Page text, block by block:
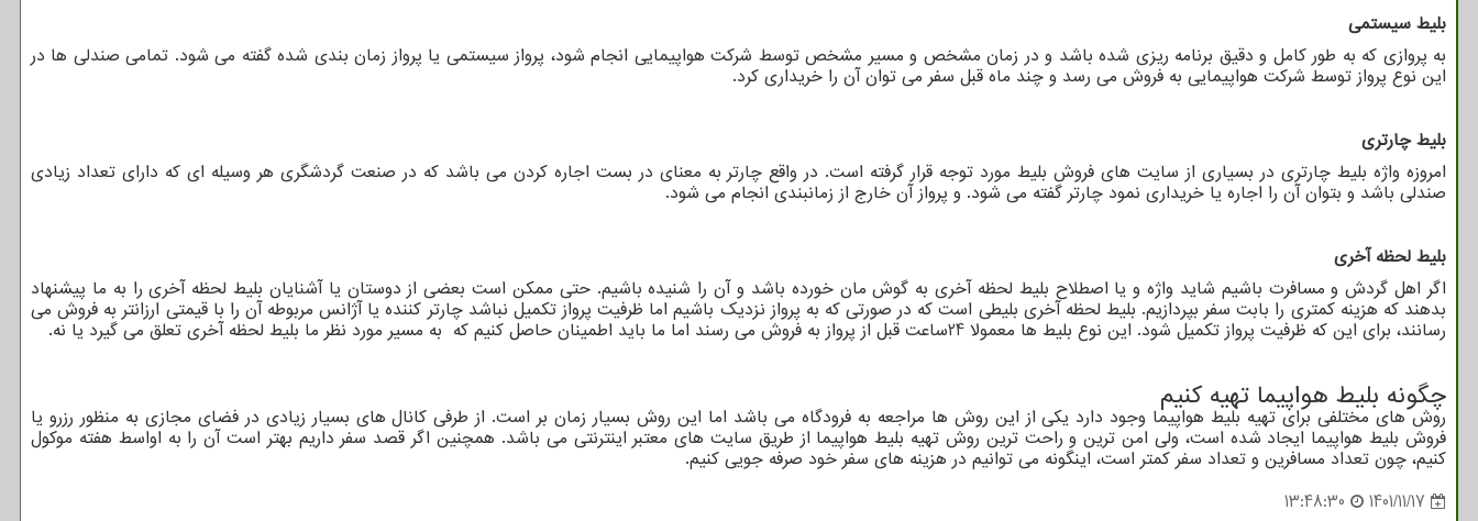
بلیط سیستمی
به پروازی که به طور کامل و دقیق برنامه ریزی شده باشد و در زمان مشخص و مسیر مشخص توسط شرکت هواپیمایی انجام شود، پرواز سیستمی یا پرواز زمان بندی شده گفته می شود. تمامی صندلی ها در
این نوع پرواز توسط شرکت هواپیمایی به فروش می رسد و چند ماه قبل سفر می توان آن را خریداری کرد.
بلیط چارتری
امروزه واژه بلیط چارتری در بسیاری از سایت های فروش بلیط مورد توجه قرار گرفته است. در واقع چارتر به معنای در بست اجاره کردن می باشد که در صنعت گردشگری هر وسیله ای که دارای تعداد زیادی
صندلی باشد و بتوان آن را اجاره یا خریداری نمود چارتر گفته می شود. و پرواز آن خارج از زمانبندی انجام می شود.
بلیط لحظه آخری
اگر اهل گردش و مسافرت باشیم شاید واژه و یا اصطلاح بلیط لحظه آخری به گوش مان خورده باشد و آن را شنیده باشیم. حتی ممکن است بعضی از دوستان یا آشنایان بلیط لحظه آخری را به ما پیشنهاد
بدهند که هزینه کمتری را بابت سفر بپردازیم. بلیط لحظه آخری بلیطی است که در صورتی که به پرواز نزدیک باشیم اما ظرفیت پرواز تکمیل نباشد چارتر کننده یا آژانس مربوطه آن را با قیمتی ارزانتر به فروش می
رسانند، برای این که ظرفیت پرواز تکمیل شود. این نوع بلیط ها معمولا 24ساعت قبل از پرواز به فروش می رسند اما ما باید اطمینان حاصل کنیم که به مسیر مورد نظر ما بلیط لحظه آخری تعلق می گیرد یا نه.
چگونه بلیط هواپیما تهیه کنیم
روش های مختلفی برای تهیه بلیط هواپیما وجود دارد یکی از این روش ها مراجعه به فرودگاه می باشد اما این روش بسیار زمان بر است. از طرفی کانال های بسیار زیادی در فضای مجازی به منظور رزرو یا
فروش بلیط هواپیما ایجاد شده است، ولی امن ترین و راحت ترین روش تهیه بلیط هواپیما از طریق سایت های معتبر اینترنتی می باشد. همچنین اگر قصد سفر داریم بهتر است آن را به اواسط هفته موکول
کنیم، چون تعداد مسافرین و تعداد سفر کمتر است، اینگونه می توانیم در هزینه های سفر خود صرفه جویی کنیم.
1401/11/17
13:48:30